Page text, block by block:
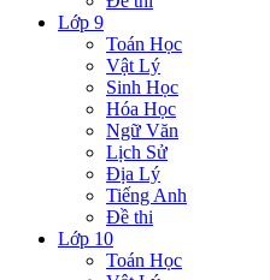
Lớp 9
Toán Học
Vật Lý
Sinh Học
Hóa Học
Ngữ Văn
Lịch Sử
Địa Lý
Tiếng Anh
Đề thi
Lớp 10
Toán Học